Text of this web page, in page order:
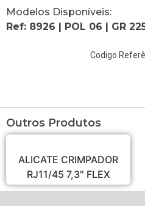
Modelos Disponíveis:
Ref: 8926 | POL 06 | GR
Codigo
Outros Produtos
ALICATE CRIMPADOR
RJ11/45 7,3″ FLEX